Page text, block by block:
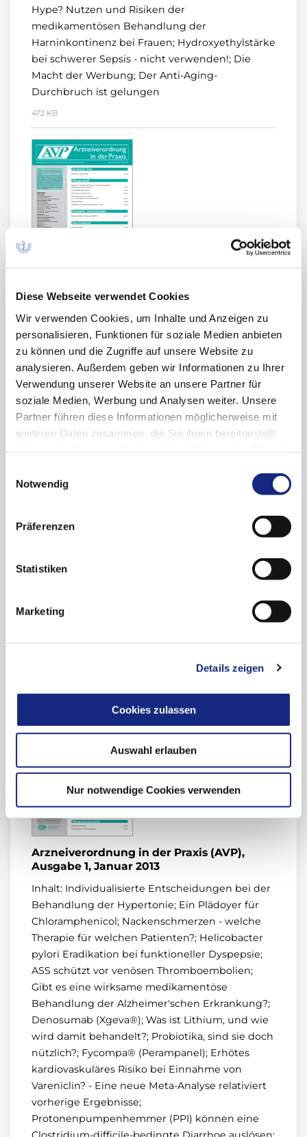
Diese Webseite verwendet Cookies
Wir verwenden Cookies, um Inhalte und Anzeigen zu
personalisieren, Funktionen für soziale Medien anbieten
zu können und die Zugriffe auf unsere Website zu
analysieren. Außerdem geben wir Informationen zu Ihrer
Verwendung unserer Website an unsere Partner für
soziale Medien, Werbung und Analysen weiter. Unsere
Partner führen diese Informationen möglicherweise mit
weiteren Daten zusammen, die Sie ihnen bereitgestellt
Cookies, wenn Sie unsere Webseite weiterhin
Notwendig
Präferenzen
Statistiken
Marketing
Details zeigen
Cookies zulassen
Auswahl erlauben
Nur notwendige Cookies verwenden
Hype? Nutzen und Risiken der
medikamentösen Behandlung der
Harninkontinenz bei Frauen; Hydroxyethylstärke
bei schwerer Sepsis - nicht verwenden!; Die
Macht der Werbung; Der Anti-Aging-
Durchbruch ist gelungen
472 KB
Arzneiverordnung in der Praxis (AVP),
Ausgabe 2, März 2013
Inhalt: Biomarker in der Onkologie; Aktuelles zur
Fibrinolyse beim akuten ischämischen
Schlaganfall - Zeitfenster und Alter der
Patienten; Die Chronische Prostatitis (CP); Die
Therapie der Dysmenorrhoe; Welchen Nutzen
hat eine Therapie oder - Die perfekte Kunst der
Desinformation; Allergische Rhinitis; Lichen
Xalkori® (Crizotinib); Tödliche Agranulozytose
unter Novaminsulfon - aus Fehlern lernen; Neue
gegen Meningokokken; Wie lange soll man bei
antibiotisch behandeln? Nutzen und Risiken der
bei schwerer Sepsis - nicht verwenden!; Die
Durchbruch ist gelungen
Arzneiverordnung in der Praxis (AVP),
Ausgabe 1, Januar 2013
Inhalt: Individualisierte Entscheidungen bei der
Behandlung der Hypertonie; Ein Plädoyer für
Chloramphenicol; Nackenschmerzen - welche
Therapie für welchen Patienten?; Helicobacter
pylori Eradikation bei funktioneller Dyspepsie;
ASS schützt vor venösen Thromboembolien;
Gibt es eine wirksame medikamentöse
Behandlung der Alzheimer'schen Erkrankung?;
Denosumab (Xgeva®); Was ist Lithium, und wie
wird damit behandelt?; Probiotika, sind sie doch
nützlich?; Fycompa® (Perampanel); Erhötes
kardiovaskuläres Risiko bei Einnahme von
Vareniclin? - Eine neue Meta-Analyse relativiert
vorherige Ergebnisse;
Protonenpumpenhemmer (PPI) können eine